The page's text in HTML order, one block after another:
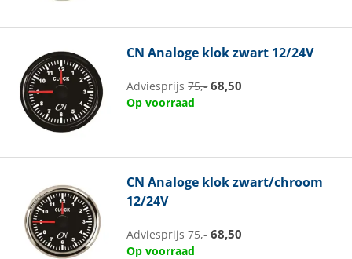
CN Analoge klok zwart 12/24V
Adviesprijs75,- 68,50
Op voorraad
CN Analoge klok zwart/chroom
12/24V
Adviesprijs75,- 68,50
Op voorraad